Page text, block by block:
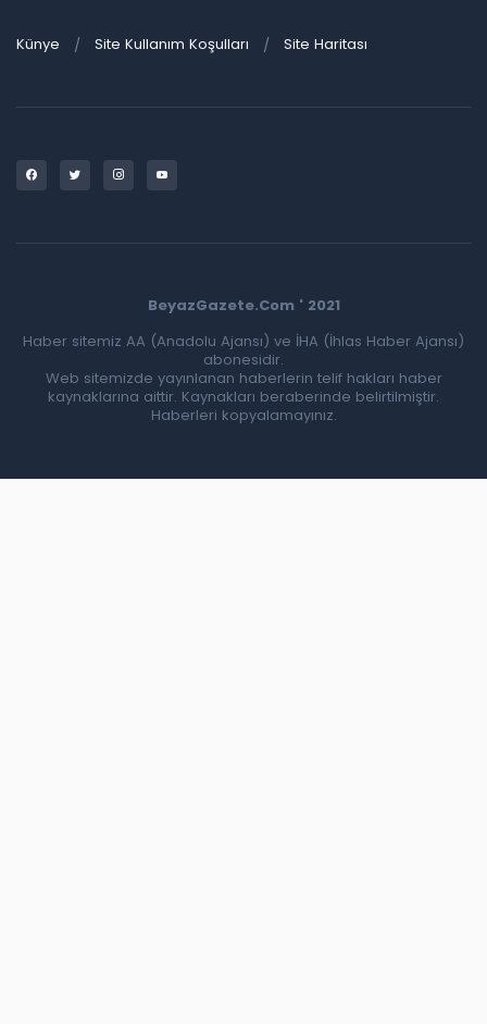
Künye Site Kullanım Koşulları Site Haritası
BeyazGazete.Com ' 2021
Haber sitemiz AA (Anadolu Ajansı) ve İHA (İhlas Haber Ajansı)
abonesidir.
Web sitemizde yayınlanan haberlerin telif hakları haber
kaynaklarına aittir. Kaynakları beraberinde belirtilmiştir.
Haberleri kopyalamayınız.